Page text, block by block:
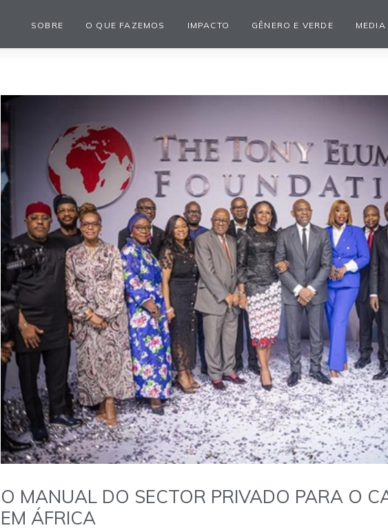
SOBRE O QUE FAZEMOS IMPACTO GÊNERO E VERDE MEDIA
O MANUAL DO SECTOR PRIVADO PARA O
EM ÁFRICA